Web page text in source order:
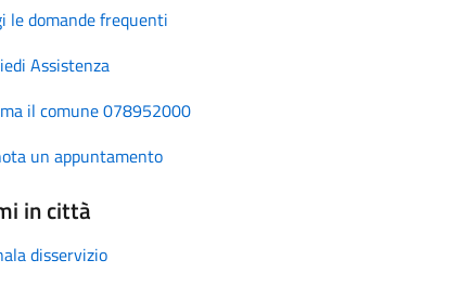
le domande frequenti
Assistenza
il comune 078952000
un appuntamento
in città
disservizio